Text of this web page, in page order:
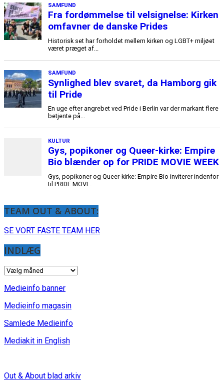
TEAM OUT & ABOUT:
SE VORT FASTE TEAM HER
INDLÆG
INDLÆG
Medieinfo banner
Medieinfo magasin
Samlede Medieinfo
Mediakit in English
Out & About blad arkiv